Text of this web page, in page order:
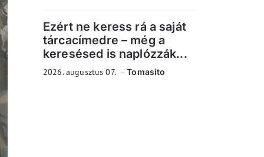
Ezért ne keress rá a saját
tárcacímedre – még a
keresésed is naplózzák...
2026. augusztus 07. Tomasito